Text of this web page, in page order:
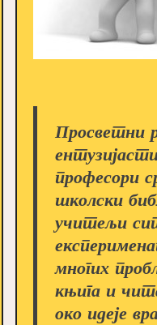
Просветни
професори
школски
учитељи
многих
књига и
око идеје